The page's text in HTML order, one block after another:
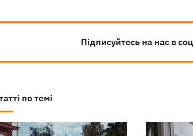
Підписуйтесь на нас в
по темі